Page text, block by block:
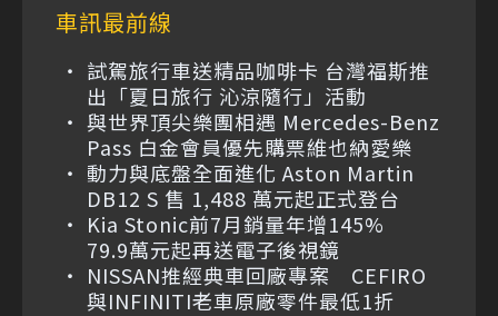
車訊最前線
試駕旅行車送精品咖啡卡 台灣福斯推
出「夏日旅行 沁涼隨行」活動
與世界頂尖樂團相遇 Mercedes-Benz
Pass 白金會員優先購票維也納愛樂
動力與底盤全面進化 Aston Martin
DB12 S 售 1,488 萬元起正式登台
Kia Stonic前7月銷量年增145%
79.9萬元起再送電子後視鏡
NISSAN推經典車回廠專案 CEFIRO
與INFINITI老車原廠零件最低1折